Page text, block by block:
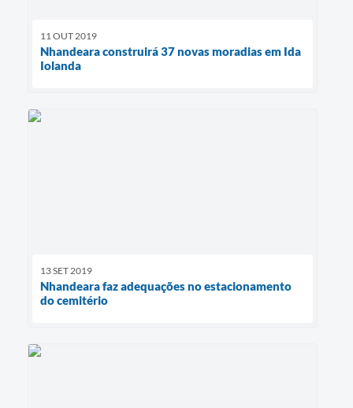
11 OUT 2019
Nhandeara construirá 37 novas moradias em Ida
Iolanda
13 SET 2019
Nhandeara faz adequações no estacionamento
do cemitério